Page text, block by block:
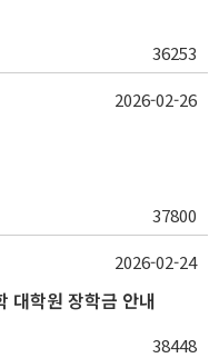
36253
37800
2026-02-26
학원 장학금 안내
38448
2026-02-24